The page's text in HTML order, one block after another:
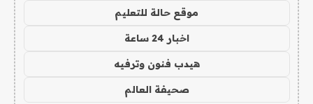
موقع حالة للتعليم
اخبار 24 ساعة
هيدب فنون وترفيه
صحيفة العالم